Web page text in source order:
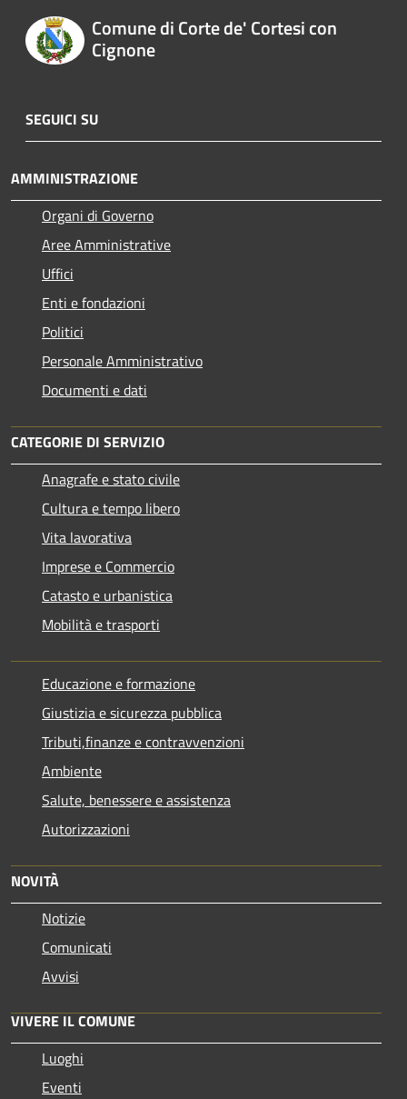
Comune di Corte de' Cortesi con
Cignone
SEGUICI SU
AMMINISTRAZIONE
Organi di Governo
Aree Amministrative
Uffici
Enti e fondazioni
Politici
Personale Amministrativo
Documenti e dati
CATEGORIE DI SERVIZIO
Anagrafe e stato civile
Cultura e tempo libero
Vita lavorativa
Imprese e Commercio
Catasto e urbanistica
Mobilità e trasporti
Educazione e formazione
Giustizia e sicurezza pubblica
Tributi,finanze e contravvenzioni
Ambiente
Salute, benessere e assistenza
Autorizzazioni
NOVITÀ
Notizie
Comunicati
Avvisi
VIVERE IL COMUNE
Luoghi
Eventi